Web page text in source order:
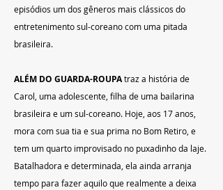
episódios um dos gêneros mais clássicos do
entretenimento sul-coreano com uma pitada
brasileira.
ALÉM DO GUARDA-ROUPA traz a história de
Carol, uma adolescente, filha de uma bailarina
brasileira e um sul-coreano. Hoje, aos 17 anos,
mora com sua tia e sua prima no Bom Retiro, e
tem um quarto improvisado no puxadinho da laje.
Batalhadora e determinada, ela ainda arranja
tempo para fazer aquilo que realmente a deixa